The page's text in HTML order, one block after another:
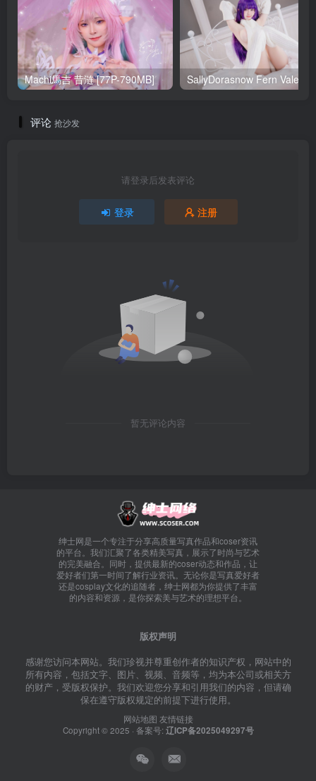
Machi馬吉 昔涟 [77P-790MB]
评论 抢沙发
请登录后发表评论
登录 注册
暂无评论内容
绅士网是一个专注于分享高质量写真作品和coser资讯
的平台。我们汇聚了各类精美写真，展示了时尚与艺术
的完美融合。同时，提供最新的coser动态和作品，让
爱好者们第一时间了解行业资讯。无论你是写真爱好者
还是cosplay文化的追随者，绅士网都为你提供了丰富
的内容和资源，是你探索美与艺术的理想平台。
版权声明
感谢您访问本网站。我们珍视并尊重创作者的知识产权，网站中的
所有内容，包括文字、图片、视频、音频等，均为本公司或相关方
的财产，受版权保护。我们欢迎您分享和引用我们的内容，但请确
保在遵守版权规定的前提下进行使用。
网站地图 友情链接
Copyright © 2025 · 备案号: 辽ICP备2025049297号